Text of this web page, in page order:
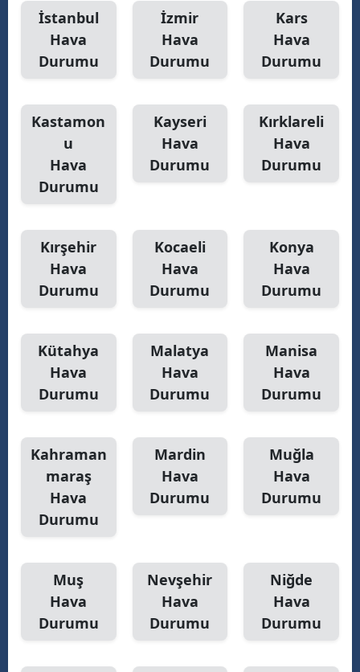
İstanbul
Hava
Durumu
İzmir
Hava
Durumu
Kars
Hava
Durumu
Kastamon
u
Hava
Durumu
Kayseri
Hava
Durumu
Kırklareli
Hava
Durumu
Kırşehir
Hava
Durumu
Kocaeli
Hava
Durumu
Konya
Hava
Durumu
Kütahya
Hava
Durumu
Malatya
Hava
Durumu
Manisa
Hava
Durumu
Kahraman
maraş
Hava
Durumu
Mardin
Hava
Durumu
Muğla
Hava
Durumu
Muş
Hava
Durumu
Nevşehir
Hava
Durumu
Niğde
Hava
Durumu